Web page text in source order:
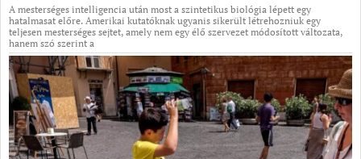
A mesterséges intelligencia után most a szintetikus biológia lépett egy
hatalmasat előre. Amerikai kutatóknak ugyanis sikerült létrehozniuk egy
teljesen mesterséges sejtet, amely nem egy élő szervezet módosított változata,
hanem szó szerint a